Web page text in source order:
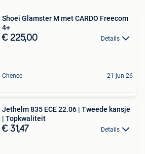
Shoei Glamster M met CARDO Freecom
4+
€ 225,00 Details
Chenee 21 jun 26
Jethelm 835 ECE 22.06 | Tweede kansje
| Topkwaliteit
€ 31,47 Details